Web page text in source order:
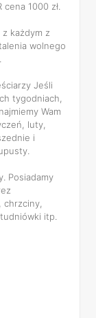
1000 zł.
każdym z
wolnego
Jeśli
tygodniach,
Wam
luty,
i
Posiadamy
itp.